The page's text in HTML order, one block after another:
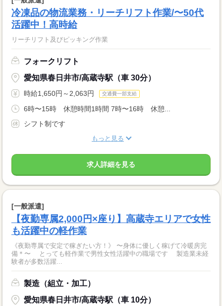
冷凍品の物流業務・リーチリフト作業/〜50代
活躍中！高時給
リーチリフト及びピッキング作業
フォークリフト
愛知県春日井市/高蔵寺駅（車 30分）
時給1,650円～2,063円 交通費一部支給
6時〜15時 休憩時間1時間 7時〜16時 休憩...
シフト制です
もっと見る
求人詳細を見る
[一般派遣]
【夜勤専属2,000円×座り】高蔵寺エリアで女性
も活躍中の軽作業
《夜勤専属で安定で稼ぎたい方！》 〜身体に優しく稼げて冷暖房完
備＊〜 とっても軽作業で男性女性活躍中の職場です 製造業未経
験者が多数活躍...
製造（組立・加工）
愛知県春日井市/高蔵寺駅（車 10分）